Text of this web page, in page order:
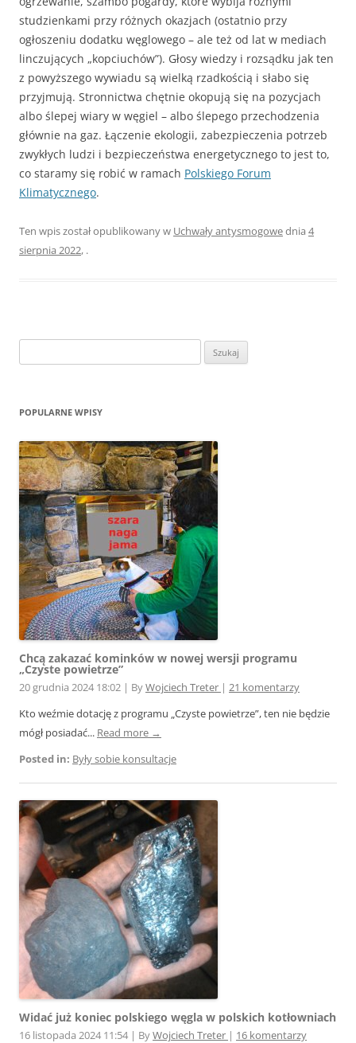
studzienkami przy różnych okazjach (ostatnio przy
ogłoszeniu dodatku węglowego – ale też od lat w mediach
linczujących „kopciuchów”). Głosy wiedzy i rozsądku jak ten
z powyższego wywiadu są wielką rzadkością i słabo się
przyjmują. Stronnictwa chętnie okopują się na pozycjach
albo ślepej wiary w węgiel – albo ślepego przechodzenia
głównie na gaz. Łączenie ekologii, zabezpieczenia potrzeb
zwykłych ludzi i bezpieczeństwa energetycznego to jest to,
co staramy się robić w ramach Polskiego Forum
Klimatycznego.
Ten wpis został opublikowany w Uchwały antysmogowednia 4
sierpnia 2022, .
POPULARNE WPISY
Chcą zakazać kominków w nowej wersji programu
„Czyste powietrze”
20 grudnia 2024 18:02 | ByWojciech Treter | 21 komentarzy
Kto weźmie dotację z programu „Czyste powietrze”, ten nie będzie
mógł posiadać... Read more →
Posted in: Były sobie konsultacje
Widać już koniec polskiego węgla w polskich kotłowniach
16 listopada 2024 11:54 | ByWojciech Treter | 16 komentarzy